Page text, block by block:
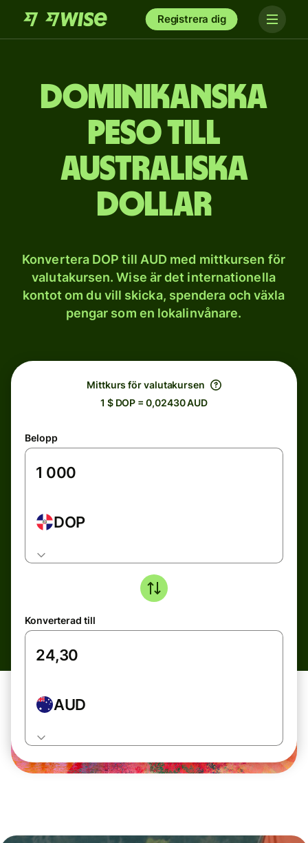
Registrera dig
Dominikanska
peso till
australiska
dollar
Konvertera DOP till AUD med mittkursen för
valutakursen. Wise är det internationella
kontot om du vill skicka, spendera och växla
pengar som en lokalinvånare.
Mittkurs för valutakursen
1 $ DOP = 0,02430 AUD
Belopp
DOP
Konverterad till
AUD